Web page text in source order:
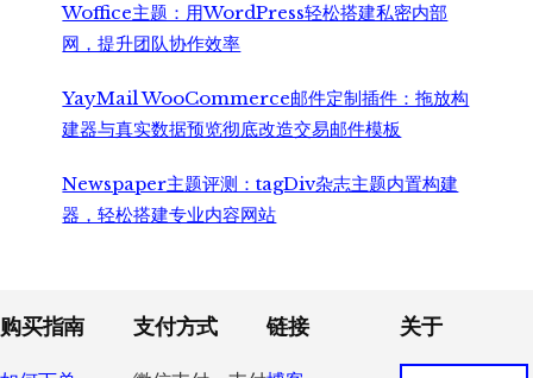
Woffice主题：用WordPress轻松搭建私密内部
网，提升团队协作效率
YayMail WooCommerce邮件定制插件：拖放构
建器与真实数据预览彻底改造交易邮件模板
Newspaper主题评测：tagDiv杂志主题内置构建
器，轻松搭建专业内容网站
Footer
购买指南 支付方式 链接 关于